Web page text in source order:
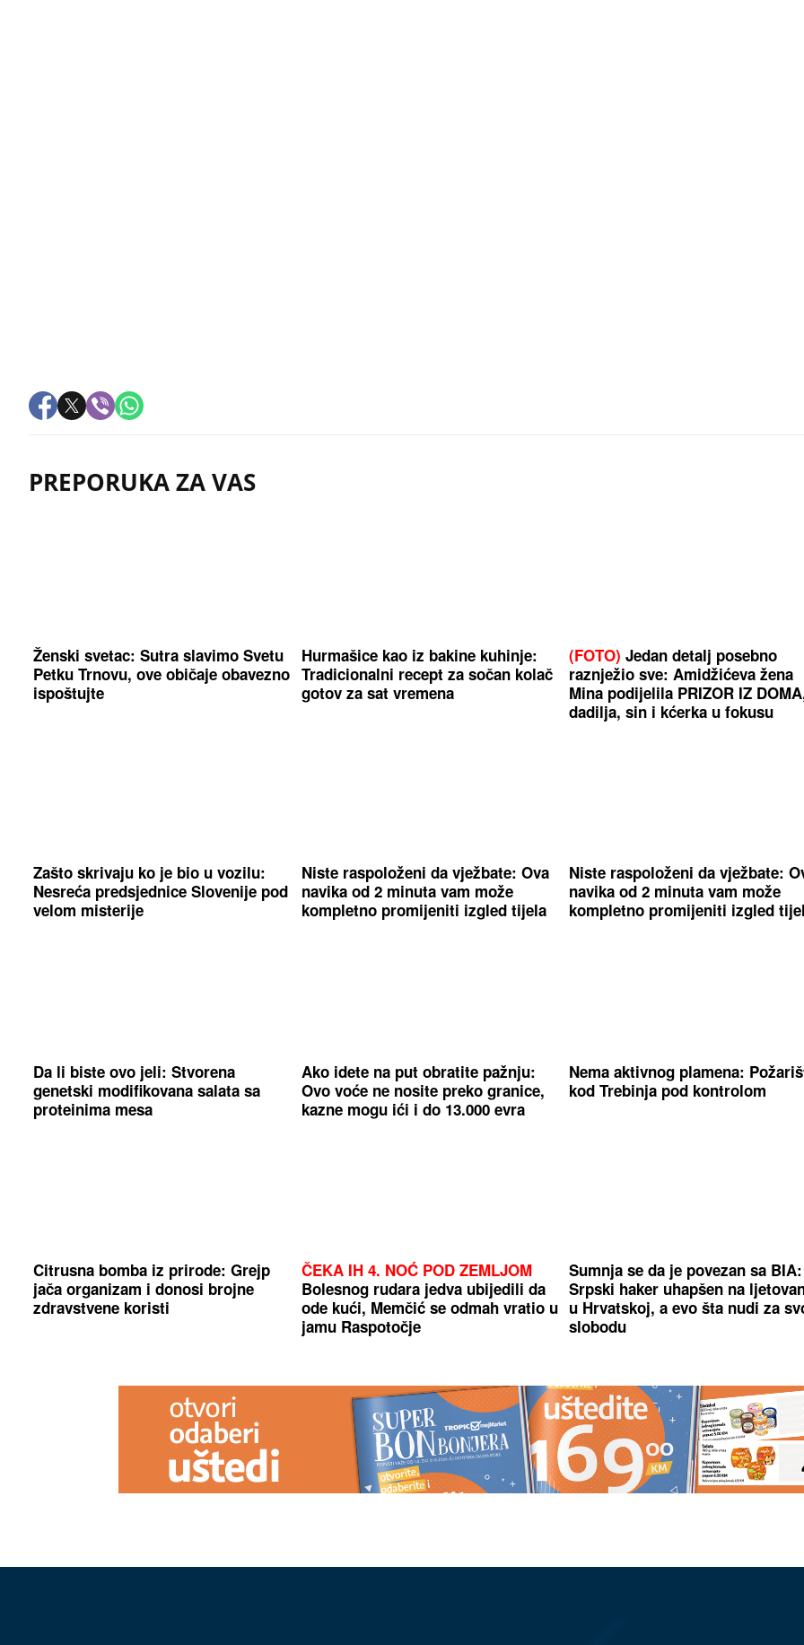
PREPORUKA ZA VAS
Ženski svetac: Sutra slavimo Svetu
Petku Trnovu, ove običaje obavezno
ispoštujte
Hurmašice kao iz bakine kuhinje:
Tradicionalni recept za sočan kolač
gotov za sat vremena
(FOTO) Jedan detalj posebno
raznježio sve: Amidžićeva žena
Mina podijelila PRIZOR IZ
dadilja, sin i kćerka u fokusu
Zašto skrivaju ko je bio u vozilu:
Nesreća predsjednice Slovenije pod
velom misterije
Niste raspoloženi da vježbate: Ova
navika od 2 minuta vam može
kompletno promijeniti izgled tijela
Niste raspoloženi da vježbate:
navika od 2 minuta vam može
kompletno promijeniti izgled
Da li biste ovo jeli: Stvorena
genetski modifikovana salata sa
proteinima mesa
Ako idete na put obratite pažnju:
Ovo voće ne nosite preko granice,
kazne mogu ići i do 13.000 evra
Nema aktivnog plamena:
kod Trebinja pod kontrolom
Citrusna bomba iz prirode: Grejp
jača organizam i donosi brojne
zdravstvene koristi
ČEKA IH 4. NOĆ POD ZEMLJOM
Bolesnog rudara jedva ubijedili da
ode kući, Memčić se odmah vratio u
jamu Raspotočje
Sumnja se da je povezan sa BIA:
Srpski haker uhapšen na
u Hrvatskoj, a evo šta nudi za
slobodu